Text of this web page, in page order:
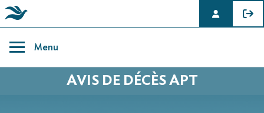
content
Menu
AVIS DE DÉCÈS APT